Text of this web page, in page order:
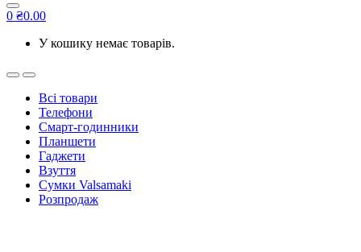
0 ₴0.00
У кошику немає товарів.
Всі товари
Телефони
Смарт-годинники
Планшети
Гаджети
Взуття
Сумки Valsamaki
Розпродаж